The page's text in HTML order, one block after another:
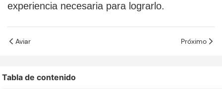
experiencia necesaria para lograrlo.
Aviar Próximo
Tabla de contenido